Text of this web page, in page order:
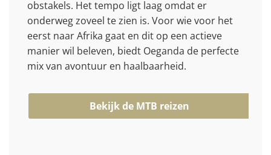
obstakels. Het tempo ligt laag omdat er
onderweg zoveel te zien is. Voor wie voor het
eerst naar Afrika gaat en dit op een actieve
manier wil beleven, biedt Oeganda de perfecte
mix van avontuur en haalbaarheid.
Bekijk de MTB reizen